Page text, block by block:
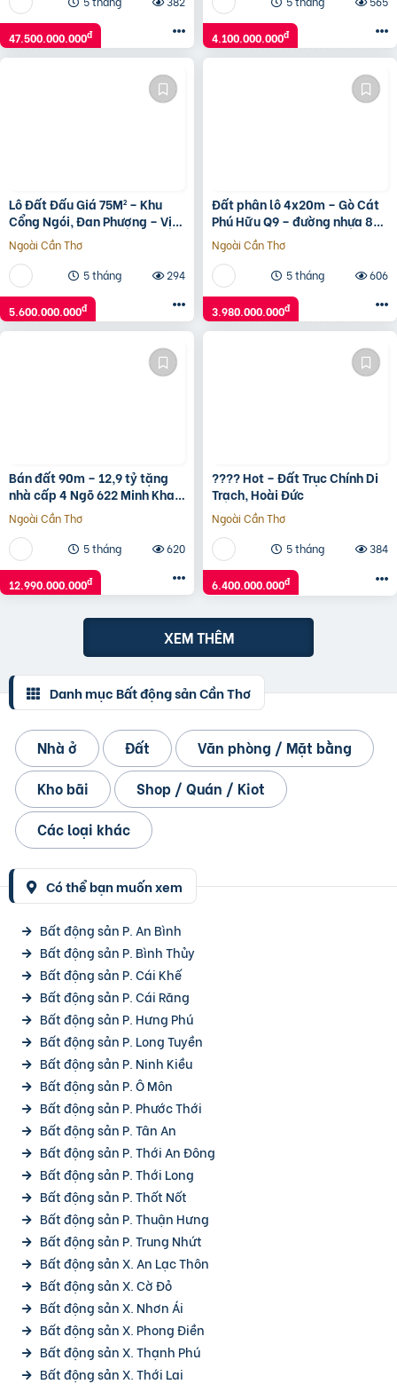
47.500.000.000đ 4.100.000.000đ
Lô Đất Đấu Giá 75M² – Khu
Cổng Ngói, Đan Phượng – Vị
Trí Siêu Đẹp, Giá Tốt!
Ngoài Cần Thơ
5 tháng
294
5.600.000.000đ
Đất phân lô 4x20m – Gò Cát
Phú Hữu Q9 – đường nhựa 8m
có vỉa hè – giá 3,98 tỷ
Ngoài Cần Thơ
5 tháng
606
3.980.000.000đ
Bán đất 90m – 12,9 tỷ tặng
nhà cấp 4 Ngõ 622 Minh Khai
to như Phố ô tô vào nhà.
Ngoài Cần Thơ
5 tháng
620
12.990.000.000đ
???? Hot – Đất Trục Chính Di
Trạch, Hoài Đức
Ngoài Cần Thơ
5 tháng
384
6.400.000.000đ
XEM THÊM
Danh mục Bất động sản Cần Thơ
Nhà ở Đất
Văn phòng / Mặt bằng
Kho bãi
Shop / Quán / Kiot
Các loại khác
Có thể bạn muốn xem
Bất động sản P. An Bình
Bất động sản P. Bình Thủy
Bất động sản P. Cái Khế
Bất động sản P. Cái Răng
Bất động sản P. Hưng Phú
Bất động sản P. Long Tuyền
Bất động sản P. Ninh Kiều
Bất động sản P. Ô Môn
Bất động sản P. Phước Thới
Bất động sản P. Tân An
Bất động sản P. Thới An Đông
Bất động sản P. Thới Long
Bất động sản P. Thốt Nốt
Bất động sản P. Thuận Hưng
Bất động sản P. Trung Nhứt
Bất động sản X. An Lạc Thôn
Bất động sản X. Cờ Đỏ
Bất động sản X. Nhơn Ái
Bất động sản X. Phong Điền
Bất động sản X. Thạnh Phú
Bất động sản X. Thới Lai